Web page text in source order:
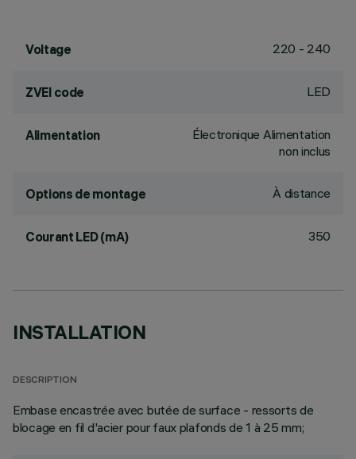
Voltage 220 - 240
ZVEI code LED
Alimentation
Électronique Alimentation
non inclus
Options de montage À distance
Courant LED (mA) 350
INSTALLATION
DESCRIPTION
Embase encastrée avec butée de surface - ressorts de
blocage en fil d'acier pour faux plafonds de 1 à 25 mm;